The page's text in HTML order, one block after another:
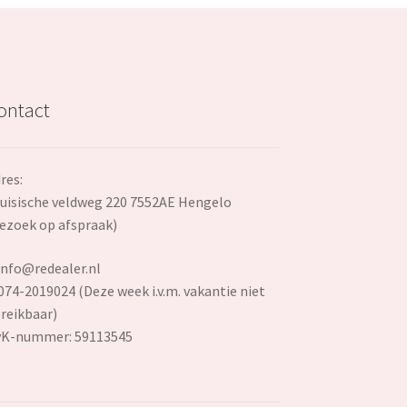
veldweg 220 7552AE Hengelo
op afspraak)
2019024 (Deze week i.v.m. vakantie niet
nummer: 59113545